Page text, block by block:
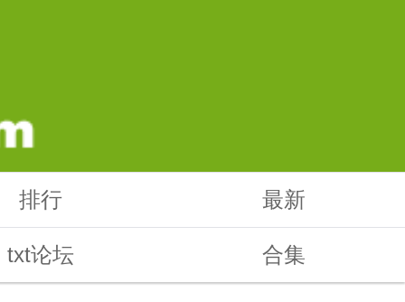
排行 最新
txt论坛 合集